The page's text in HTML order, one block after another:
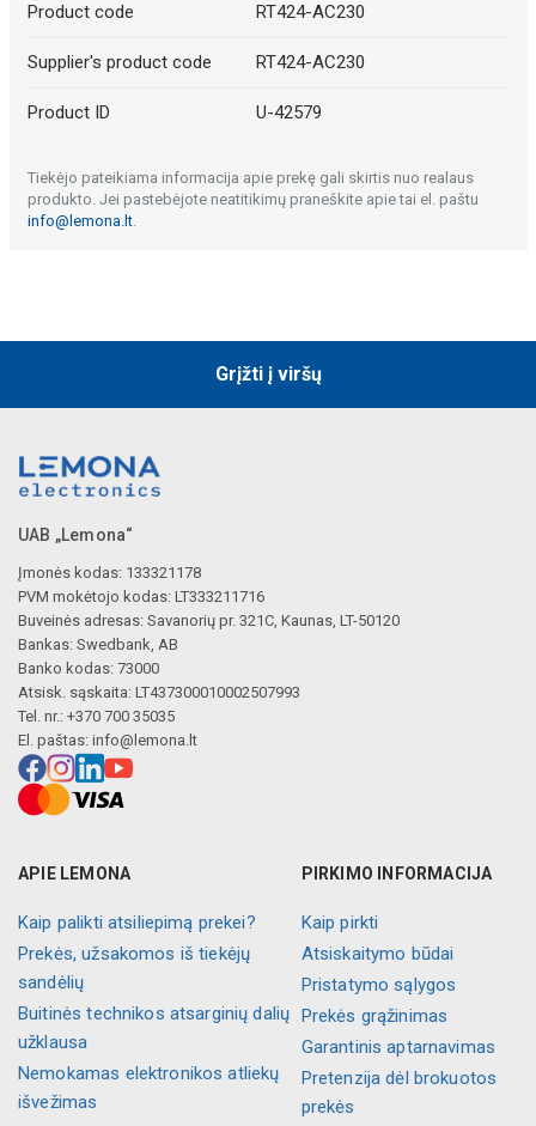
Product code RT424-AC230
Supplier's product code RT424-AC230
Product ID U-42579
Tiekėjo pateikiama informacija apie prekę gali skirtis nuo realaus
produkto. Jei pastebėjote neatitikimų praneškite apie tai el. paštu
info@lemona.lt.
Grįžti į viršų
UAB „Lemona“
Įmonės kodas: 133321178
PVM mokėtojo kodas: LT333211716
Buveinės adresas: Savanorių pr. 321C, Kaunas, LT-50120
Bankas: Swedbank, AB
Banko kodas: 73000
Atsisk. sąskaita: LT437300010002507993
Tel. nr.: +370 700 35035
El. paštas: info@lemona.lt
APIE LEMONA
Kaip palikti atsiliepimą prekei?
Prekės, užsakomos iš tiekėjų
sandėlių
Buitinės technikos atsarginių dalių
užklausa
Nemokamas elektronikos atliekų
išvežimas
PIRKIMO INFORMACIJA
Kaip pirkti
Atsiskaitymo būdai
Pristatymo sąlygos
Prekės grąžinimas
Garantinis aptarnavimas
Pretenzija dėl brokuotos
prekės